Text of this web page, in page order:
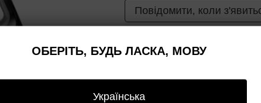
Повідомити, коли
ОБЕРІТЬ, БУДЬ ЛАСКА, МОВУ
Українська